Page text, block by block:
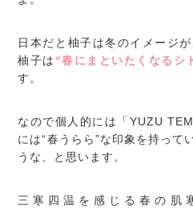
日本だと柚子は冬のイメージ
柚子は “春にまといたくなるシ
す。
なので個人的には「YUZU
には“春うらら”な印象を持って
うな、と思います。
三寒四温を感じる春の肌